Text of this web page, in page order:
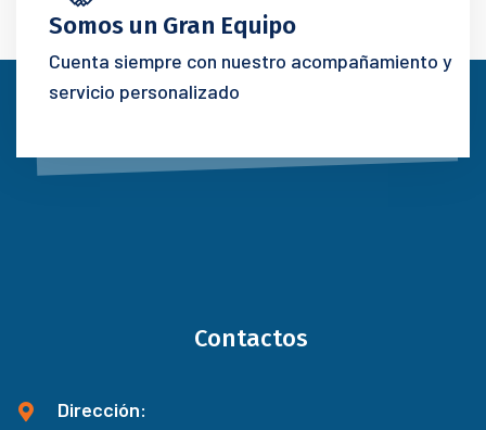
Somos un Gran Equipo
Cuenta siempre con nuestro acompañamiento y
servicio personalizado
Contactos
Dirección: